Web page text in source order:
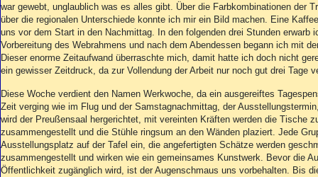
war gewebt, unglaublich was es alles gibt. Über die Farbkombinationen der
über die regionalen Unterschiede konnte ich mir ein Bild machen. Eine
uns vor dem Start in den Nachmittag. In den folgenden drei Stunden erwarb
Vorbereitung des Webrahmens und nach dem Abendessen begann ich mit
Dieser enorme Zeitaufwand überraschte mich, damit hatte ich doch nicht
ein gewisser Zeitdruck, da zur Vollendung der Arbeit nur noch gut drei Tage
Diese Woche verdient den Namen Werkwoche, da ein ausgereiftes
Zeit verging wie im Flug und der Samstagnachmittag, der
wird der Preußensaal hergerichtet, mit vereinten Kräften werden die Tische
zusammengestellt und die Stühle ringsum an den Wänden plaziert. Jede
Ausstellungsplatz auf der Tafel ein, die angefertigten Schätze werden
zusammengestellt und wirken wie ein gemeinsames Kunstwerk. Bevor die
Öffentlichkeit zugänglich wird, ist der Augenschmaus uns vorbehalten. Bis